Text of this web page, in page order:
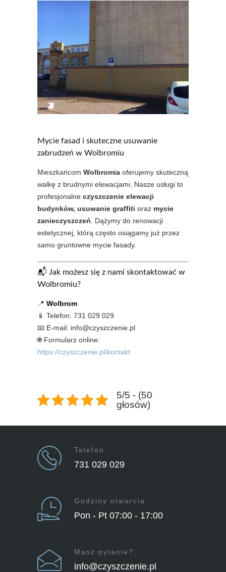
Mycie fasad i skuteczne usuwanie
zabrudzeń w Wolbromiu
Mieszkańcom Wolbromia oferujemy skuteczną
walkę z brudnymi elewacjami. Nasze usługi to
profesjonalne czyszczenie elewacji
budynków, usuwanie graffiti oraz mycie
zanieczyszczeń . Dążymy do renowacji
estetycznej, którą często osiągamy już przez
samo gruntowne mycie fasady.
📬 Jak możesz się z nami skontaktować w
Wolbromiu?
📍 Wolbrom
📱 Telefon: 731 029 029
📧 E-mail: info@czyszczenie.pl
🌐 Formularz online:
https://czyszczenie.pl/kontakt
5/5 - (50
głosów)
Telefon
731 029 029
Godziny otwarcia
Pon - Pt 07:00 - 17:00
Masz pytanie?
info@czyszczenie.pl